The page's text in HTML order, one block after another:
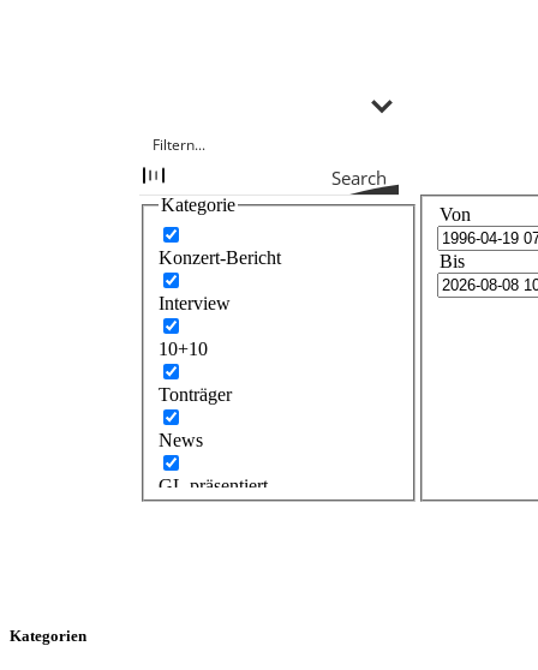
Search
Kategorie
Konzert-Bericht
Interview
10+10
Tonträger
News
GL präsentiert
Von
Bis
Kategorien